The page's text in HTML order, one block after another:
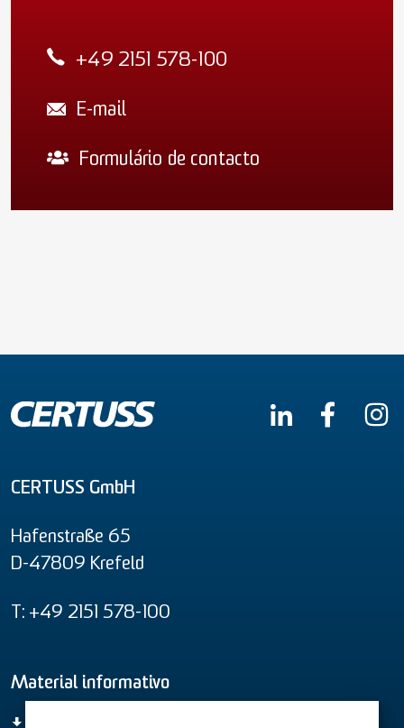
+49 2151 578-100
E-mail
Formulário de contacto
CERTUSS GmbH
Hafenstraße 65
D-47809 Krefeld
T: +49 2151 578-100
Material informativo